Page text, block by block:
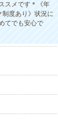
スメです＊《年
度あり》状況に
てでも安心で